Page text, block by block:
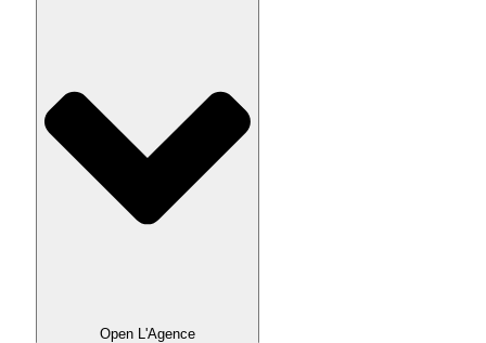
Open L'Agence